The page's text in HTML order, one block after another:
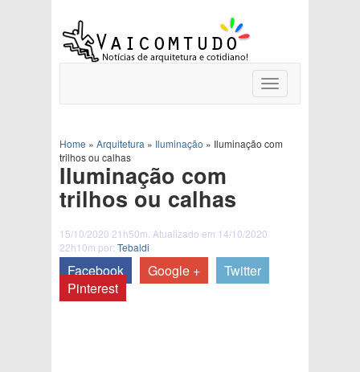
Toggle
navigation
Home » Arquitetura » Iluminação » Iluminação com
trilhos ou calhas
Iluminação com
trilhos ou calhas
15/10/2020 21h50m. Atualizado em 14/10/2020
22h10m por: Tebaldi
Facebook Google +
Twitter
Pinterest